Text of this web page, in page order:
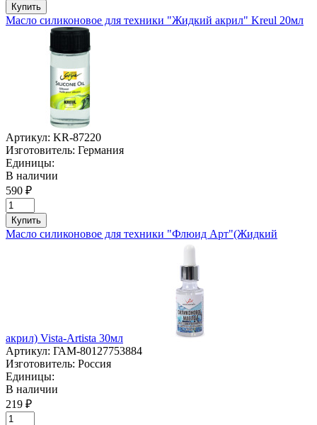
Купить
Масло силиконовое для техники "Жидкий акрил" Kreul 20мл
Артикул: KR-87220
Изготовитель: Германия
Единицы:
В наличии
590 ₽
Купить
Масло силиконовое для техники "Флюид Арт"(Жидкий
акрил) Vista-Artista 30мл
Артикул: ГАМ-80127753884
Изготовитель: Россия
Единицы:
В наличии
219 ₽